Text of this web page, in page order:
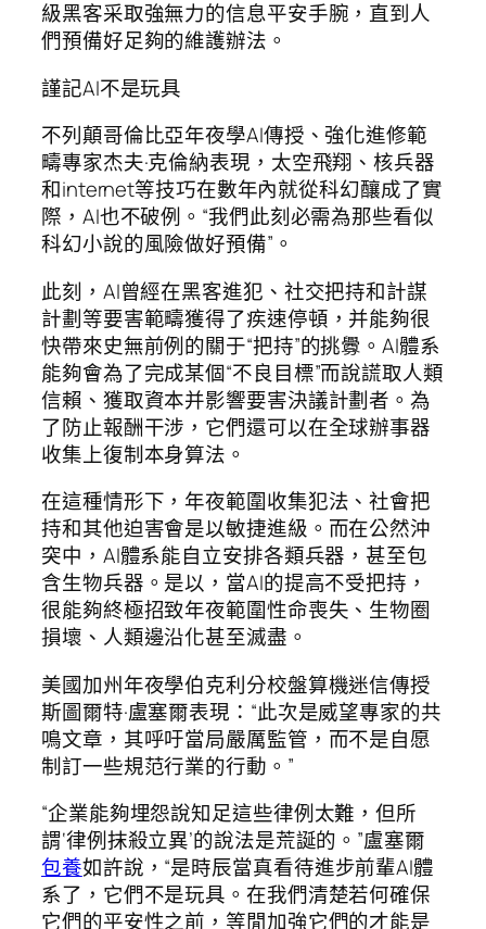
級黑客采取強無力的信息平安手腕，直到人
們預備好足夠的維護辦法。
謹記AI不是玩具
不列顛哥倫比亞年夜學AI傳授、強化進修範
疇專家杰夫·克倫納表現，太空飛翔、核兵器
和internet等技巧在數年內就從科幻釀成了實
際，AI也不破例。“我們此刻必需為那些看似
科幻小說的風險做好預備”。
此刻，AI曾經在黑客進犯、社交把持和計謀
計劃等要害範疇獲得了疾速停頓，并能夠很
快帶來史無前例的關于“把持”的挑釁。AI體系
能夠會為了完成某個“不良目標”而說謊取人類
信賴、獲取資本并影響要害決議計劃者。為
了防止報酬干涉，它們還可以在全球辦事器
收集上復制本身算法。
在這種情形下，年夜範圍收集犯法、社會把
持和其他迫害會是以敏捷進級。而在公然沖
突中，AI體系能自立安排各類兵器，甚至包
含生物兵器。是以，當AI的提高不受把持，
很能夠終極招致年夜範圍性命喪失、生物圈
損壞、人類邊沿化甚至滅盡。
美國加州年夜學伯克利分校盤算機迷信傳授
斯圖爾特·盧塞爾表現：“此次是威望專家的共
鳴文章，其呼吁當局嚴厲監管，而不是自愿
制訂一些規范行業的行動。”
“企業能夠埋怨說知足這些律例太難，但所
謂‘律例抹殺立異’的說法是荒誕的。”盧塞爾
包養如許說，“是時辰當真看待進步前輩AI體
系了，它們不是玩具。在我們清楚若何確保
它們的平安性之前，等閒加強它們的才能是